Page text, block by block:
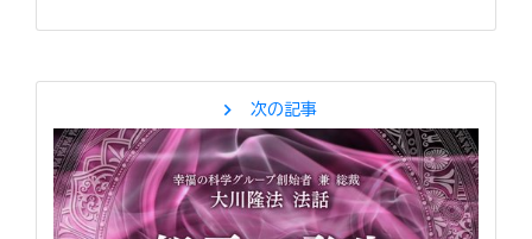
chevron_right 次の記事